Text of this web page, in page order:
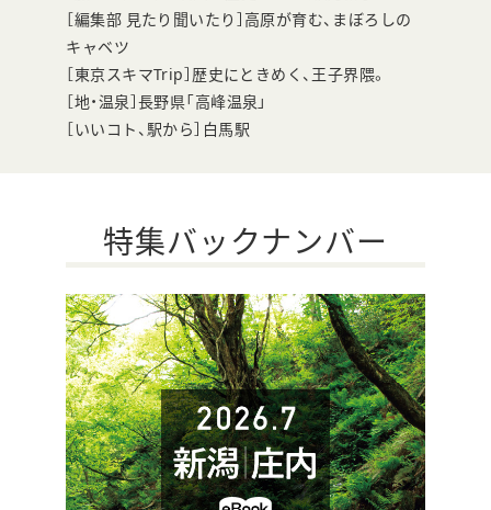
［編集部 見たり聞いたり］高原が育む、まぼろしの
キャベツ
［東京スキマTrip］歴史にときめく、王子界隈。
［地・温泉］長野県「高峰温泉」
［いいコト、駅から］白馬駅
特集バックナンバー